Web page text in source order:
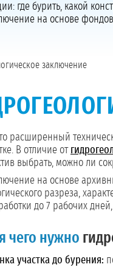
где бурить, какой
на основе
заключение
расширенный
В отличие от
выбрать, можно ли
на основе
разреза,
до 7 рабочих
чего нужно
участка до бурения: